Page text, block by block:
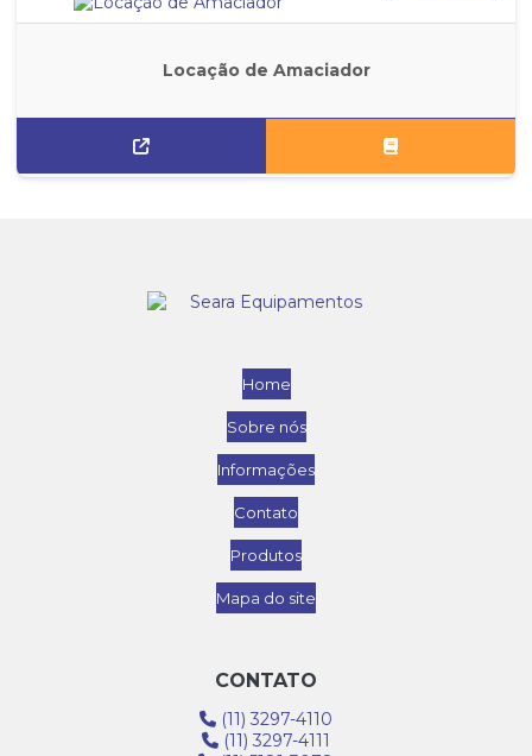
Locação de Amaciador
Home
Sobre nós
Informações
Contato
Produtos
Mapa do site
CONTATO
(11) 3297-4110
(11) 3297-4111